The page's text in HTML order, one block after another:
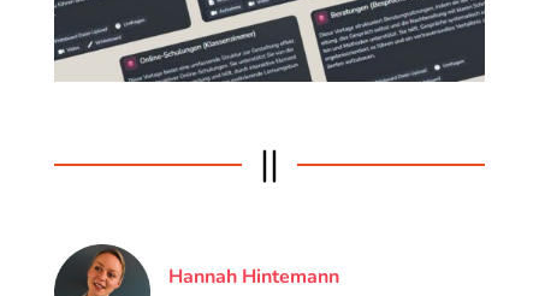
||
Hannah Hintemann